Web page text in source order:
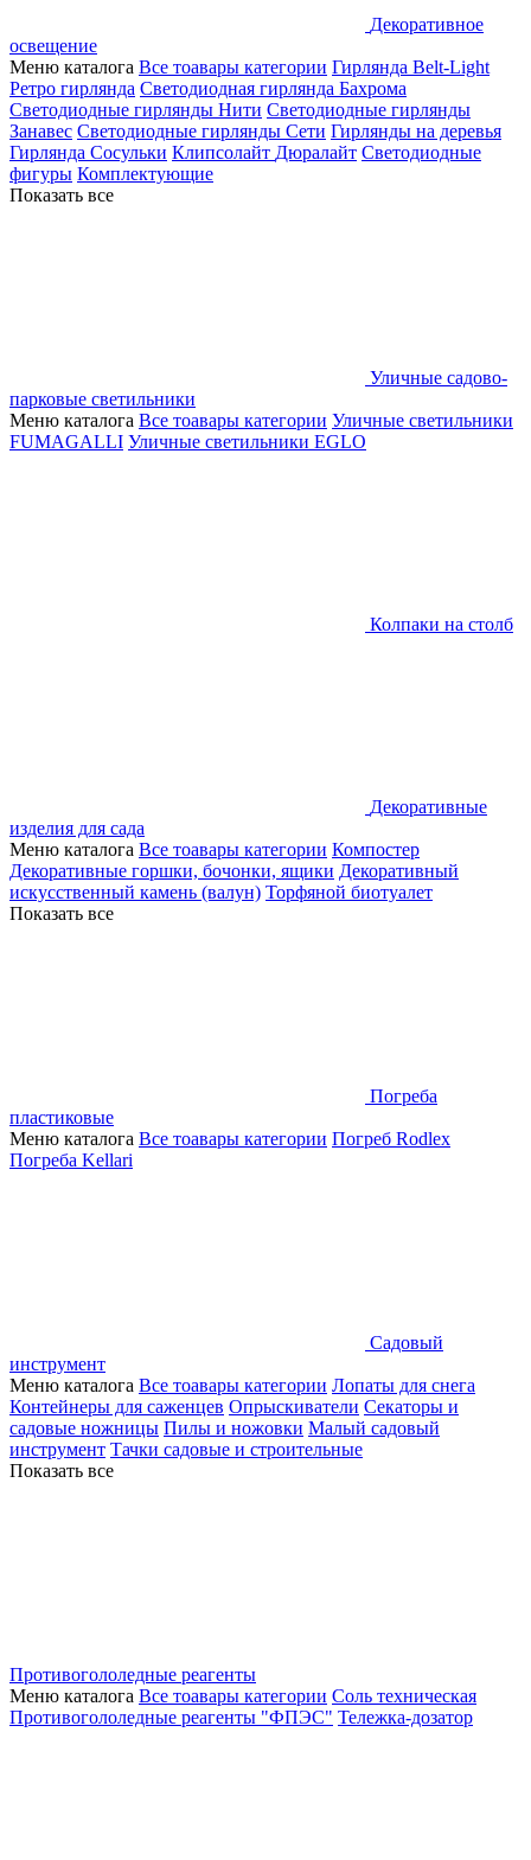
Декоративное
освещение
Меню каталога Все тоавары категории Гирлянда Belt-Light
Ретро гирлянда Светодиодная гирлянда Бахрома
Светодиодные гирлянды Нити Светодиодные гирлянды
Занавес Светодиодные гирлянды Сети Гирлянды на деревья
Гирлянда Сосульки Клипсолайт Дюралайт Светодиодные
фигуры Комплектующие
Показать все
Уличные садово-
парковые светильники
Меню каталога Все тоавары категории Уличные светильники
FUMAGALLI Уличные светильники EGLO
Колпаки на столб
Декоративные
изделия для сада
Меню каталога Все тоавары категории Компостер
Декоративные горшки, бочонки, ящики Декоративный
искусственный камень (валун) Торфяной биотуалет
Показать все
Погреба
пластиковые
Меню каталога Все тоавары категории Погреб Rodlex
Погреба Kellari
Садовый
инструмент
Меню каталога Все тоавары категории Лопаты для снега
Контейнеры для саженцев Опрыскиватели Секаторы и
садовые ножницы Пилы и ножовки Малый садовый
инструмент Тачки садовые и строительные
Показать все
Противогололедные реагенты
Меню каталога Все тоавары категории Соль техническая
Противогололедные реагенты "ФПЭС" Тележка-дозатор